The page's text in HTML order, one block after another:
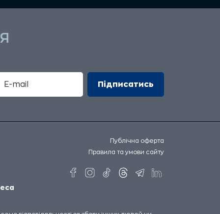
Публічна оферта
Правила та умови сайту